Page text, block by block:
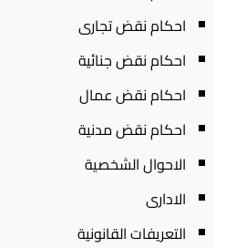
احكام نقض تجارى
احكام نقض جنائية
احكام نقض عمال
احكام نقض مدنية
الاحوال الشخصية
الادارى
التعريفات القانونية